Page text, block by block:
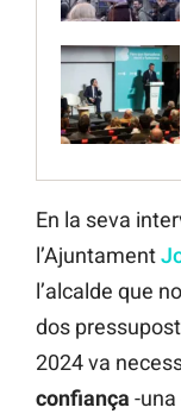
En la seva
l’Ajuntament
l’alcalde que
dos
2024 va
confiança -una